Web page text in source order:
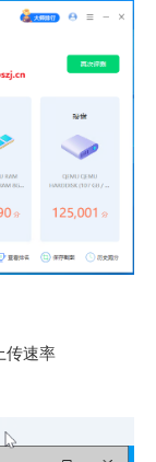
传速率